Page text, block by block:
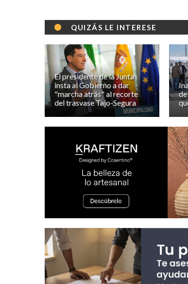
QUIZÁS LE INTERESE
El presidente de la Junta
insta al Gobierno a dar
"marcha atrás" al recorte
del trasvase Tajo-Segura